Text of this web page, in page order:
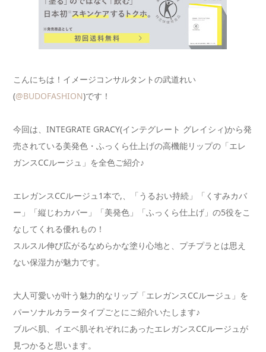
こんにちは！イメージコンサルタントの武道れい
(@BUDOFASHION)です！
今回は、INTEGRATE GRACY(インテグレート グレイシィ)から発
売されている美発色・ふっくら仕上げの高機能リップの「エレ
ガンスCCルージュ」を全色ご紹介♪
エレガンスCCルージュ1本で,、「うるおい持続」「くすみカバ
ー」「縦じわカバー」「美発色」「ふっくら仕上げ」の5役をこ
なしてくれる優れもの！
スルスル伸び広がるなめらかな塗り心地と、プチプラとは思え
ない保湿力が魅力です。
大人可愛いが叶う魅力的なリップ「エレガンスCCルージュ」を
パーソナルカラータイプごとにご紹介いたします♪
ブルベ肌、イエベ肌それぞれにあったエレガンスCCルージュが
見つかると思います。